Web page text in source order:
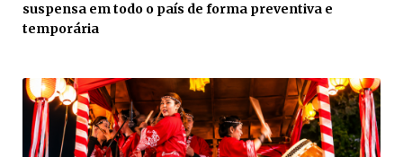
suspensa em todo o país de forma preventiva e
temporária